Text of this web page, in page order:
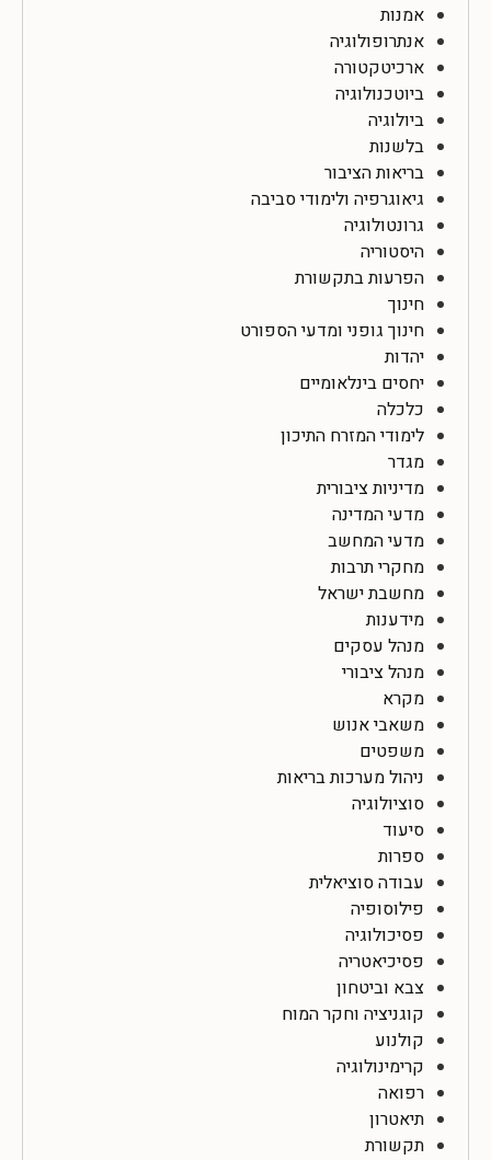
אמנות
אנתרופולוגיה
ארכיטקטורה
ביוטכנולוגיה
ביולוגיה
בלשנות
בריאות הציבור
גיאוגרפיה ולימודי סביבה
גרונטולוגיה
היסטוריה
הפרעות בתקשורת
חינוך
חינוך גופני ומדעי הספורט
יהדות
יחסים בינלאומיים
כלכלה
לימודי המזרח התיכון
מגדר
מדיניות ציבורית
מדעי המדינה
מדעי המחשב
מחקרי תרבות
מחשבת ישראל
מידענות
מנהל עסקים
מנהל ציבורי
מקרא
משאבי אנוש
משפטים
ניהול מערכות בריאות
סוציולוגיה
סיעוד
ספרות
עבודה סוציאלית
פילוסופיה
פסיכולוגיה
פסיכיאטריה
צבא וביטחון
קוגניציה וחקר המוח
קולנוע
קרימינולוגיה
רפואה
תיאטרון
תקשורת